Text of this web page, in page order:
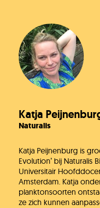
Katja
Naturalis
Katja Peijnenburg is
Evolution’ bij Naturalis
Universitair
Amsterdam. Katja
planktonsoorten
ze zich kunnen